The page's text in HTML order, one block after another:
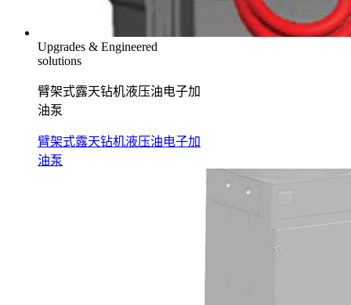
Upgrades & Engineered
solutions
臂架式露天钻机液压油电子加
油泵
臂架式露天钻机液压油电子加
油泵